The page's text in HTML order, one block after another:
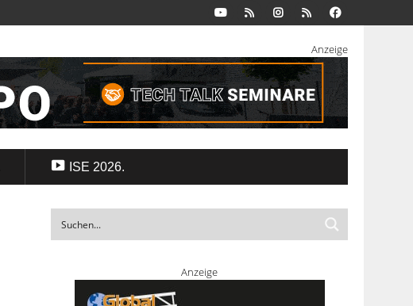
Anzeige
ISE 2026.
Anzeige